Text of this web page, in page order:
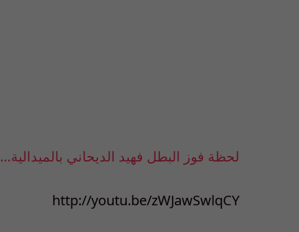
لحظة فوز البطل فهيد الديحاني بالميدالية…
http://youtu.be/zWJawSwlqCY